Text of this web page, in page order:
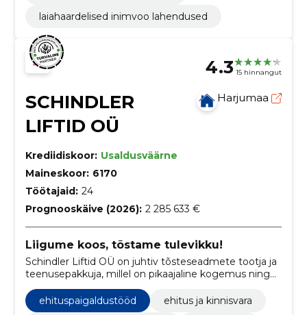
laiahaardelised inimvoo lahendused
4.3 15 hinnangut
SCHINDLER
LIFTID OÜ
Harjumaa
Krediidiskoor: Usaldusväärne
Maineskoor: 6170
Töötajaid: 24
Prognooskäive (2026): 2 285 633 €
Liigume koos, tõstame tulevikku!
Schindler Liftid OÜ on juhtiv tõsteseadmete tootja ja
teenusepakkuja, millel on pikaajaline kogemus ning
ehituspaigaldustööd
ehitus ja kinnisvara